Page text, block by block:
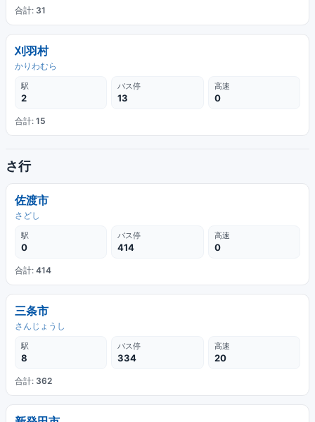
合計: 31
刈羽村
かりわむら
駅
2
バス停
13
高速
0
合計: 15
さ行
佐渡市
さどし
駅
0
バス停
414
高速
0
合計: 414
三条市
さんじょうし
駅
8
バス停
334
高速
20
合計: 362